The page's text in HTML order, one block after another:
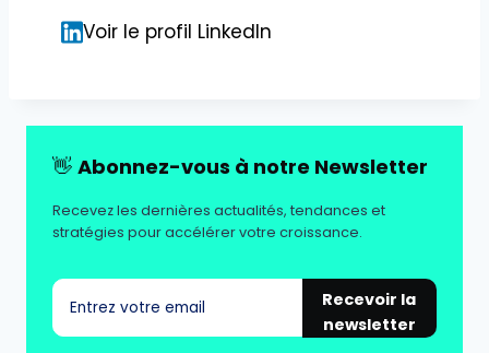
Voir le profil LinkedIn
👋 Abonnez-vous à notre Newsletter
Recevez les dernières actualités, tendances et
stratégies pour accélérer votre croissance.
Recevoir la
newsletter